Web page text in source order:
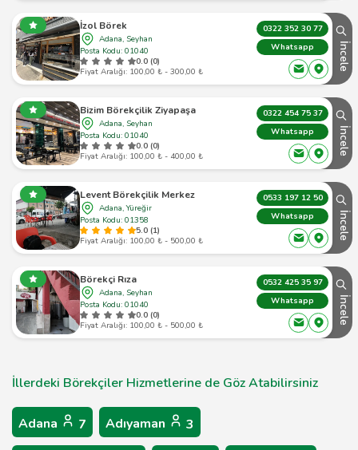
İzol Börek
Adana, Seyhan
Posta Kodu: 01040
0.0 (0)
Fiyat Aralığı: 100,00 ₺ - 300,00 ₺
0322 352 30 77
Whatsapp
İncele
Bizim Börekçilik Ziyapaşa
Adana, Seyhan
Posta Kodu: 01040
0.0 (0)
Fiyat Aralığı: 100,00 ₺ - 400,00 ₺
0322 454 75 37
Whatsapp
İncele
Levent Börekçilik Merkez
Adana, Yüreğir
Posta Kodu: 01358
5.0 (1)
Fiyat Aralığı: 100,00 ₺ - 500,00 ₺
0533 197 12 50
Whatsapp
İncele
Börekçi Rıza
Adana, Seyhan
Posta Kodu: 01040
0.0 (0)
Fiyat Aralığı: 100,00 ₺ - 500,00 ₺
0532 425 35 97
Whatsapp
İncele
İllerdeki Börekçiler Hizmetlerine de Göz Atabilirsiniz
Adana 7 Adıyaman 3